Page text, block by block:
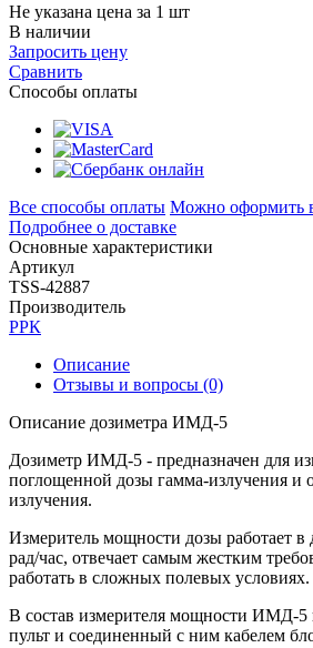
Не указана цена за 1 шт
В наличии
Запросить цену
Сравнить
Способы оплаты
Все способы оплаты Можно оформить
Подробнее о доставке
Основные характеристики
Артикул
TSS-42887
Производитель
РРК
Описание
Отзывы и вопросы (0)
Описание дозиметра ИМД-5
Дозиметр ИМД-5 - предназначен для
поглощенной дозы гамма-излучения и
излучения.
Измеритель мощности дозы работает в
рад/час, отвечает самым жестким
работать в сложных полевых условиях.
В состав измерителя мощности ИМД-5
пульт и соединенный с ним кабелем